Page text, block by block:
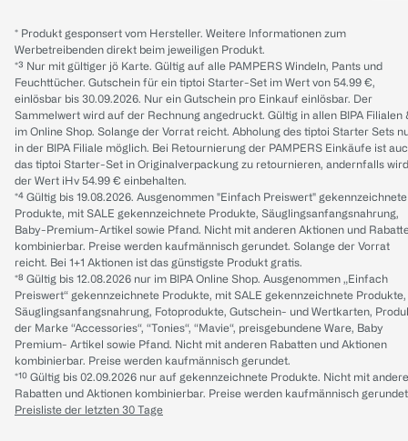
* Produkt gesponsert vom Hersteller. Weitere Informationen zum
Werbetreibenden direkt beim jeweiligen Produkt.
*³ Nur mit gültiger jö Karte. Gültig auf alle PAMPERS Windeln, Pants und
Feuchttücher. Gutschein für ein tiptoi Starter-Set im Wert von 54.99 €,
einlösbar bis 30.09.2026. Nur ein Gutschein pro Einkauf einlösbar. Der
Sammelwert wird auf der Rechnung angedruckt. Gültig in allen BIPA Filialen
im Online Shop. Solange der Vorrat reicht. Abholung des tiptoi Starter Sets
in der BIPA Filiale möglich. Bei Retournierung der PAMPERS Einkäufe ist
das tiptoi Starter-Set in Originalverpackung zu retournieren, andernfalls wird
der Wert iHv 54.99 € einbehalten.
*⁴ Gültig bis 19.08.2026. Ausgenommen "Einfach Preiswert" gekennzeichnete
Produkte, mit SALE gekennzeichnete Produkte, Säuglingsanfangsnahrung,
Baby-Premium-Artikel sowie Pfand. Nicht mit anderen Aktionen und
kombinierbar. Preise werden kaufmännisch gerundet. Solange der Vorrat
reicht. Bei 1+1 Aktionen ist das günstigste Produkt gratis.
*⁸ Gültig bis 12.08.2026 nur im BIPA Online Shop. Ausgenommen „Einfach
Preiswert“ gekennzeichnete Produkte, mit SALE gekennzeichnete Produkte,
Säuglingsanfangsnahrung, Fotoprodukte, Gutschein- und Wertkarten,
der Marke “Accessories“, “Tonies“, “Mavie“, preisgebundene Ware, Baby
Premium- Artikel sowie Pfand. Nicht mit anderen Rabatten und Aktionen
kombinierbar. Preise werden kaufmännisch gerundet.
*¹⁰ Gültig bis 02.09.2026 nur auf gekennzeichnete Produkte. Nicht mit
Rabatten und Aktionen kombinierbar. Preise werden kaufmännisch
Preisliste der letzten 30 Tage